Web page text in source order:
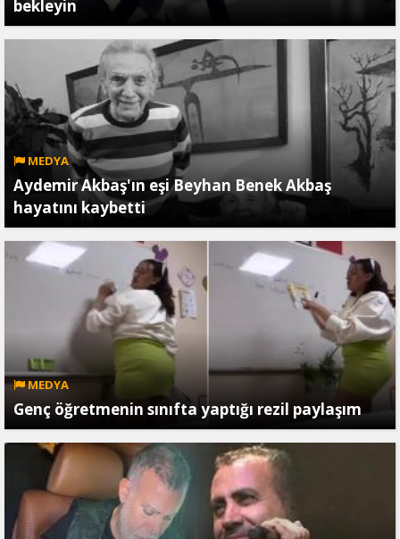
bekleyin
MEDYA
Aydemir Akbaş'ın eşi Beyhan Benek Akbaş
hayatını kaybetti
MEDYA
Genç öğretmenin sınıfta yaptığı rezil paylaşım